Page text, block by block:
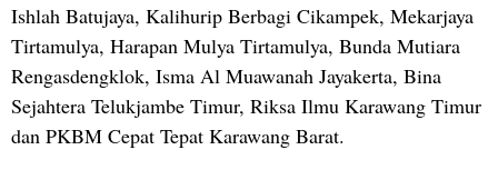
Ishlah Batujaya, Kalihurip Berbagi Cikampek, Mekarjaya
Tirtamulya, Harapan Mulya Tirtamulya, Bunda Mutiara
Rengasdengklok, Isma Al Muawanah Jayakerta, Bina
Sejahtera Telukjambe Timur, Riksa Ilmu Karawang Timur
dan PKBM Cepat Tepat Karawang Barat.